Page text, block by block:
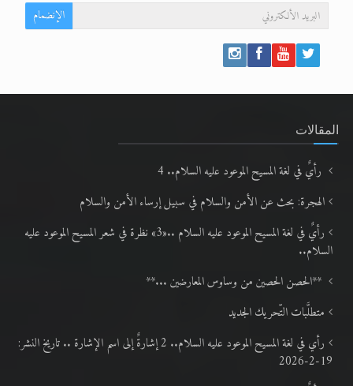
الإنضمام
المقالات
رأيٌ في لغة المسيح الموعود عليه السلام.. 4
الهجرة: بحث عن الأمن والسلام في سبيل إرساء الأمن والسلام
رأيٌ في لغة المسيح الموعود عليه السلام ..«3» نظرة في شعر المسيح الموعود عليه
السلام..
**الحصن الحصين من وساوس المعارضين ...**
متطلَّبات التّحريك الجديد
رأي في لغة المسيح الموعود عليه السلام.. 2 إشارةٌ إلى اسم الإشارة .. تاريخ النشر:
19-2-2026